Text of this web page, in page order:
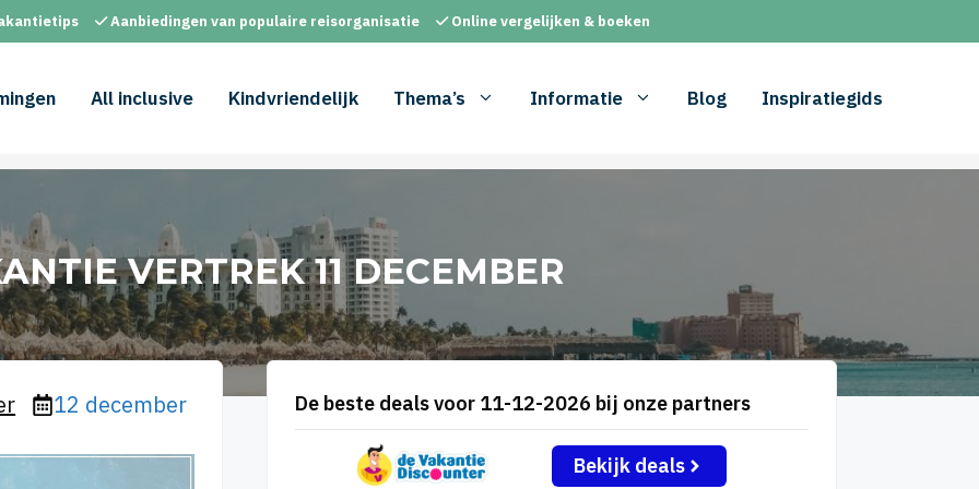
Aanbiedingen van populaire reisorganisatie Online vergelijken & boeken
All inclusive Kindvriendelijk Thema’s Informatie Blog Inspiratiegids
VERTREK 11 DECEMBER
12 december De beste deals voor 11-12-2026 bij onze partners
Bekijk deals